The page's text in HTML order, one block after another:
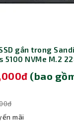
4K ở 30Hz, phù
tốt cho các màn
truyền tải nhanh
gắn trong
5100 NVMe M.2
(bao
mãi